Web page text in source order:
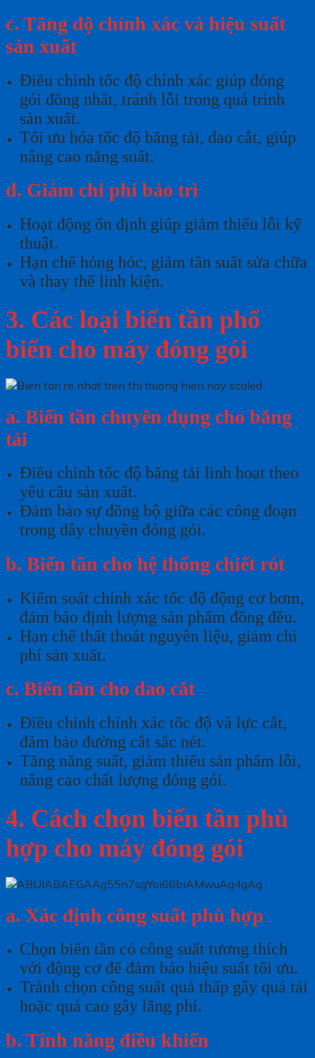
c. Tăng độ chính xác và hiệu suất
sản xuất
Điều chỉnh tốc độ chính xác giúp đóng
gói đồng nhất, tránh lỗi trong quá trình
sản xuất.
Tối ưu hóa tốc độ băng tải, dao cắt, giúp
nâng cao năng suất.
d. Giảm chi phí bảo trì
Hoạt động ổn định giúp giảm thiểu lỗi kỹ
thuật.
Hạn chế hỏng hóc, giảm tần suất sửa chữa
và thay thế linh kiện.
3. Các loại biến tần phổ
biến cho máy đóng gói
a. Biến tần chuyên dụng cho băng
tải
Điều chỉnh tốc độ băng tải linh hoạt theo
yêu cầu sản xuất.
Đảm bảo sự đồng bộ giữa các công đoạn
trong dây chuyền đóng gói.
b. Biến tần cho hệ thống chiết rót
Kiểm soát chính xác tốc độ động cơ bơm,
đảm bảo định lượng sản phẩm đồng đều.
Hạn chế thất thoát nguyên liệu, giảm chi
phí sản xuất.
c. Biến tần cho dao cắt
Điều chỉnh chính xác tốc độ và lực cắt,
đảm bảo đường cắt sắc nét.
Tăng năng suất, giảm thiểu sản phẩm lỗi,
nâng cao chất lượng đóng gói.
4. Cách chọn biến tần phù
hợp cho máy đóng gói
a. Xác định công suất phù hợp
Chọn biến tần có công suất tương thích
với động cơ để đảm bảo hiệu suất tối ưu.
Tránh chọn công suất quá thấp gây quá tải
hoặc quá cao gây lãng phí.
b. Tính năng điều khiển